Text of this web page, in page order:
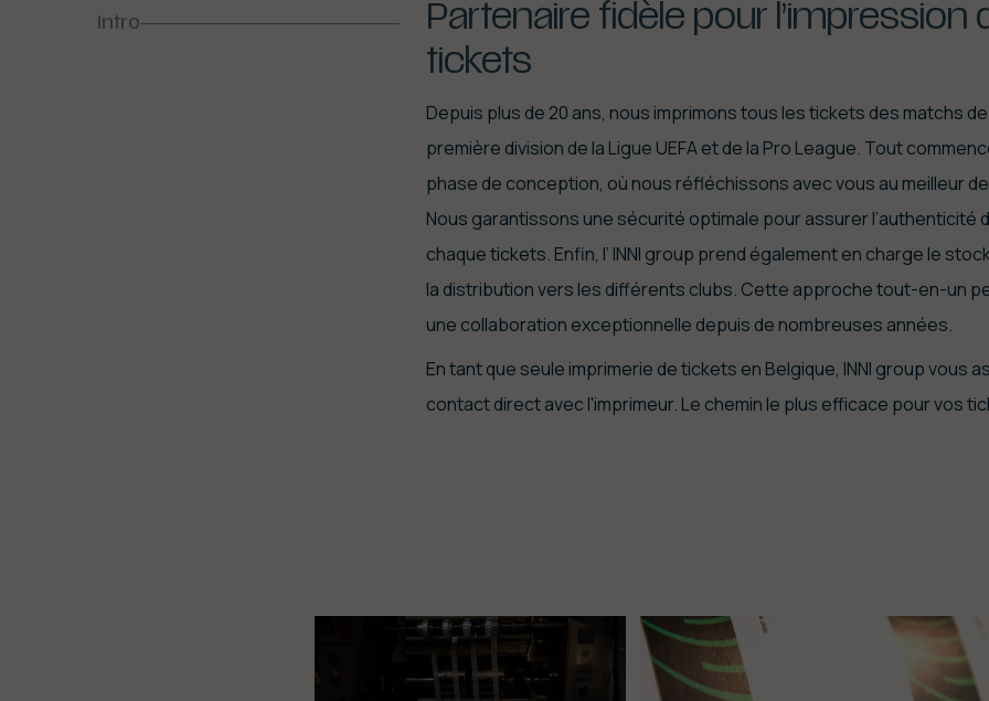
Intro
Partenaire fidèle pour l’impression
tickets
Depuis plus de 20 ans, nous imprimons tous les tickets des matchs de
première division de la Ligue UEFA et de la Pro League. Tout
phase de conception, où nous réfléchissons avec vous au meilleur
Nous garantissons une sécurité optimale pour assurer l’authenticité
chaque tickets. Enfin, l’ INNI group prend également en charge le
la distribution vers les différents clubs. Cette approche tout-en-un
une collaboration exceptionnelle depuis de nombreuses années.
En tant que seule imprimerie de tickets en Belgique, INNI group vous
contact direct avec l'imprimeur. Le chemin le plus efficace pour vos